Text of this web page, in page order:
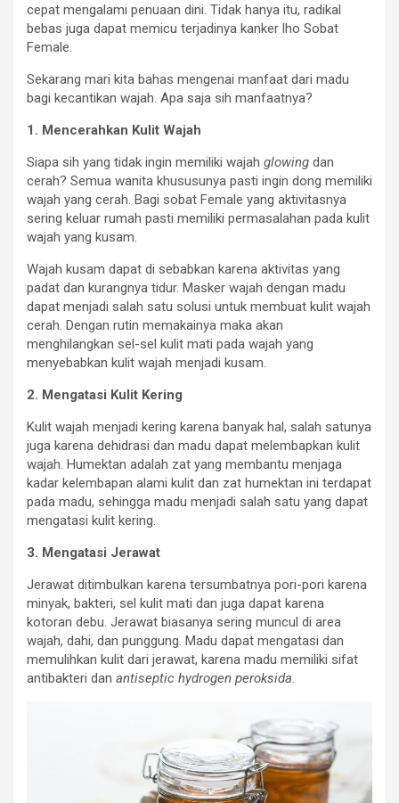
cepat mengalami penuaan dini. Tidak hanya itu, radikal
bebas juga dapat memicu terjadinya kanker lho Sobat
Female.
Sekarang mari kita bahas mengenai manfaat dari madu
bagi kecantikan wajah. Apa saja sih manfaatnya?
1. Mencerahkan Kulit Wajah
Siapa sih yang tidak ingin memiliki wajah glowing dan
cerah? Semua wanita khususunya pasti ingin dong memiliki
wajah yang cerah. Bagi sobat Female yang aktivitasnya
sering keluar rumah pasti memiliki permasalahan pada kulit
wajah yang kusam.
Wajah kusam dapat di sebabkan karena aktivitas yang
padat dan kurangnya tidur. Masker wajah dengan madu
dapat menjadi salah satu solusi untuk membuat kulit wajah
cerah. Dengan rutin memakainya maka akan
menghilangkan sel-sel kulit mati pada wajah yang
menyebabkan kulit wajah menjadi kusam.
2. Mengatasi Kulit Kering
Kulit wajah menjadi kering karena banyak hal, salah satunya
juga karena dehidrasi dan madu dapat melembapkan kulit
wajah. Humektan adalah zat yang membantu menjaga
kadar kelembapan alami kulit dan zat humektan ini terdapat
pada madu, sehingga madu menjadi salah satu yang dapat
mengatasi kulit kering.
3. Mengatasi Jerawat
Jerawat ditimbulkan karena tersumbatnya pori-pori karena
minyak, bakteri, sel kulit mati dan juga dapat karena
kotoran debu. Jerawat biasanya sering muncul di area
wajah, dahi, dan punggung. Madu dapat mengatasi dan
memulihkan kulit dari jerawat, karena madu memiliki sifat
antibakteri dan antiseptic hydrogen peroksida.